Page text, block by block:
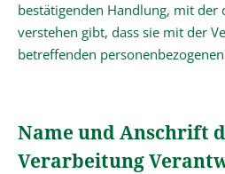
bestätigenden Handlung, mit der
verstehen gibt, dass sie mit der
betreffenden
Name und Anschrift
Verarbeitung